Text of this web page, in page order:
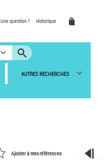
Une question ? Historique
AUTRES RECHERCHES
Ajouter à mes références